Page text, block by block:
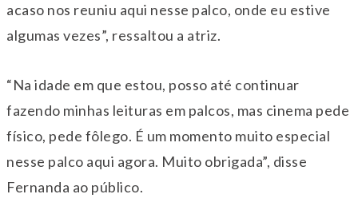
acaso nos reuniu aqui nesse palco, onde eu estive
algumas vezes”, ressaltou a atriz.
“Na idade em que estou, posso até continuar
fazendo minhas leituras em palcos, mas cinema pede
físico, pede fôlego. É um momento muito especial
nesse palco aqui agora. Muito obrigada”, disse
Fernanda ao público.